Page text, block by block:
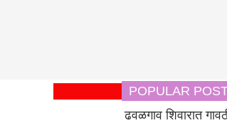
POPULAR
ढवळगाव शिवारात